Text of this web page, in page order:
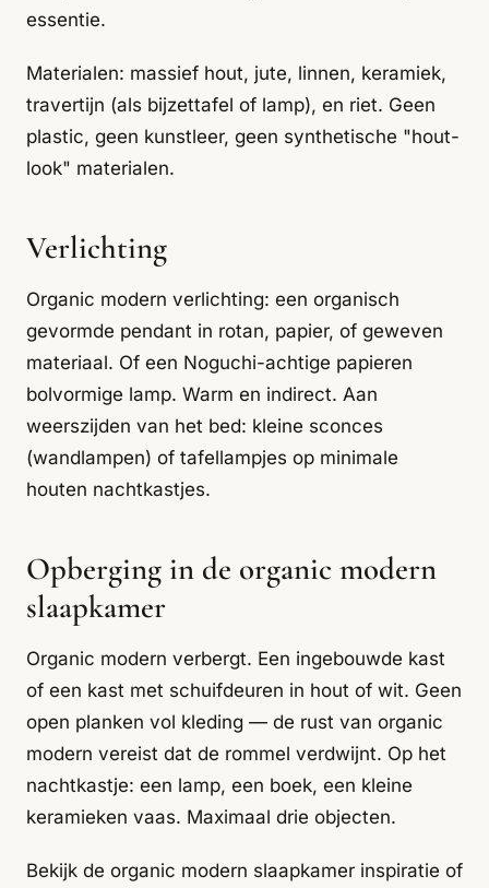
essentie.
Materialen: massief hout, jute, linnen, keramiek,
travertijn (als bijzettafel of lamp), en riet. Geen
plastic, geen kunstleer, geen synthetische "hout-
look" materialen.
Verlichting
Organic modern verlichting: een organisch
gevormde pendant in rotan, papier, of geweven
materiaal. Of een Noguchi-achtige papieren
bolvormige lamp. Warm en indirect. Aan
weerszijden van het bed: kleine sconces
(wandlampen) of tafellampjes op minimale
houten nachtkastjes.
Opberging in de organic modern
slaapkamer
Organic modern verbergt. Een ingebouwde kast
of een kast met schuifdeuren in hout of wit. Geen
open planken vol kleding — de rust van organic
modern vereist dat de rommel verdwijnt. Op het
nachtkastje: een lamp, een boek, een kleine
keramieken vaas. Maximaal drie objecten.
Bekijk de organic modern slaapkamer inspiratie of